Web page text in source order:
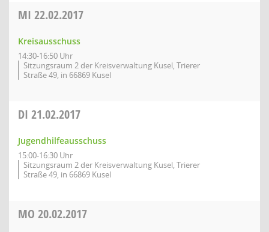
MI 22.02.2017
Kreisausschuss
14:30-16:50 Uhr
Sitzungsraum 2 der Kreisverwaltung Kusel, Trierer
Straße 49, in 66869 Kusel
DI 21.02.2017
Jugendhilfeausschuss
15:00-16:30 Uhr
Sitzungsraum 2 der Kreisverwaltung Kusel, Trierer
Straße 49, in 66869 Kusel
MO 20.02.2017